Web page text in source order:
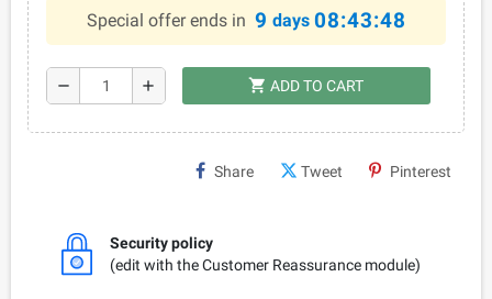
Special offer ends in 9 days 08:43:48
remove add shopping_cart ADD TO CART
Share Tweet Pinterest
Security policy
(edit with the Customer Reassurance module)